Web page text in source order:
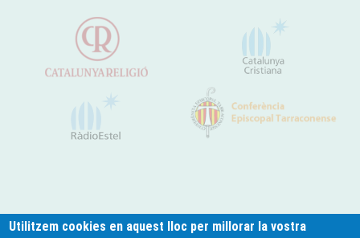
Utilitzem cookies en aquest lloc per millorar la vostra